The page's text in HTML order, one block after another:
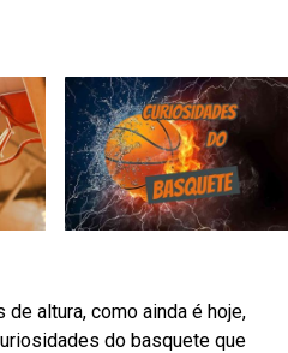
altura, como ainda é hoje,
do basquete que